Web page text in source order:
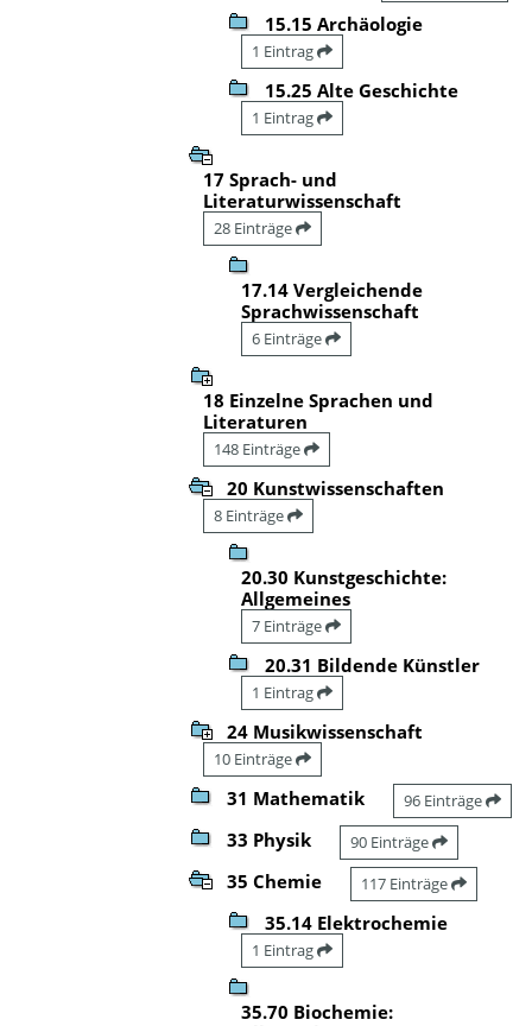
15.15 Archäologie
1 Eintrag
15.25 Alte Geschichte
1 Eintrag
17 Sprach- und
Literaturwissenschaft
28 Einträge
17.14 Vergleichende
Sprachwissenschaft
6 Einträge
18 Einzelne Sprachen und
Literaturen
148 Einträge
20 Kunstwissenschaften
8 Einträge
20.30 Kunstgeschichte:
Allgemeines
7 Einträge
20.31 Bildende Künstler
1 Eintrag
24 Musikwissenschaft
10 Einträge
31 Mathematik 96 Einträge
33 Physik 90 Einträge
35 Chemie 117 Einträge
35.14 Elektrochemie
1 Eintrag
35.70 Biochemie: